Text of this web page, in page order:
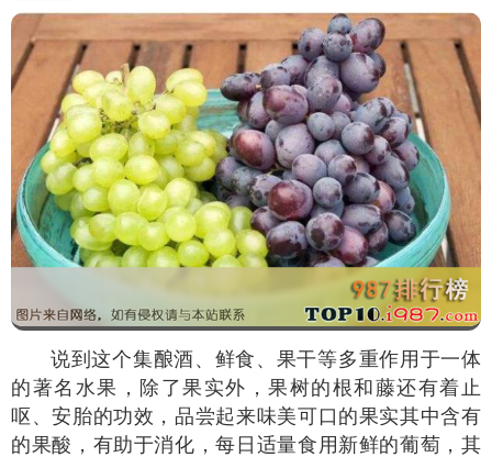
说到这个集酿酒、鲜食、果干等多重作用于一体
的著名水果，除了果实外，果树的根和藤还有着止
呕、安胎的功效，品尝起来味美可口的果实其中含有
的果酸，有助于消化，每日适量食用新鲜的葡萄，其